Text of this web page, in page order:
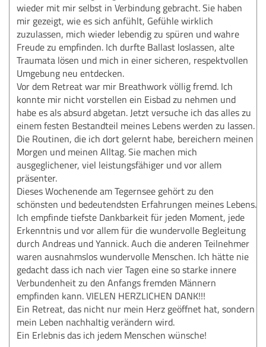
wieder mit mir selbst in Verbindung gebracht. Sie haben
mir gezeigt, wie es sich anfühlt, Gefühle wirklich
zuzulassen, mich wieder lebendig zu spüren und wahre
Freude zu empfinden. Ich durfte Ballast loslassen, alte
Traumata lösen und mich in einer sicheren, respektvollen
Umgebung neu entdecken.
Vor dem Retreat war mir Breathwork völlig fremd. Ich
konnte mir nicht vorstellen ein Eisbad zu nehmen und
habe es als absurd abgetan. Jetzt versuche ich das alles zu
einem festen Bestandteil meines Lebens werden zu lassen.
Die Routinen, die ich dort gelernt habe, bereichern meinen
Morgen und meinen Alltag. Sie machen mich
ausgeglichener, viel leistungsfähiger und vor allem
präsenter.
Dieses Wochenende am Tegernsee gehört zu den
schönsten und bedeutendsten Erfahrungen meines Lebens.
Ich empfinde tiefste Dankbarkeit für jeden Moment, jede
Erkenntnis und vor allem für die wundervolle Begleitung
durch Andreas und Yannick. Auch die anderen Teilnehmer
waren ausnahmslos wundervolle Menschen. Ich hätte nie
gedacht dass ich nach vier Tagen eine so starke innere
Verbundenheit zu den Anfangs fremden Männern
empfinden kann. VIELEN HERZLICHEN DANK!!!
Ein Retreat, das nicht nur mein Herz geöffnet hat, sondern
mein Leben nachhaltig verändern wird.
Ein Erlebnis das ich jedem Menschen wünsche!